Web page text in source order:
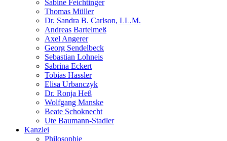
Sabine Feichtinger
Thomas Müller
Dr. Sandra B. Carlson, LL.M.
Andreas Bartelmeß
Axel Angerer
Georg Sendelbeck
Sebastian Lohneis
Sabrina Eckert
Tobias Hassler
Elisa Urbanczyk
Dr. Ronja Heß
Wolfgang Manske
Beate Schoknecht
Ute Baumann-Stadler
Kanzlei
Philosophie